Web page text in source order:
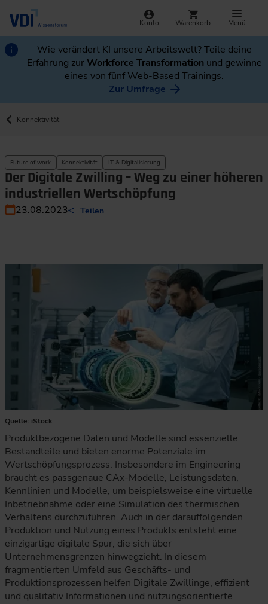
Konto Warenkorb Menü
Wie verändert KI unsere Arbeitswelt? Teile deine
Erfahrung zurWorkforce Transformation und gewinne
eines von fünf Web-Based Trainings.
Zur Umfrage
Konnektivität
Future of work Konnektivität IT & Digitalisierung
Der Digitale Zwilling – Weg zu einer höheren
industriellen Wertschöpfung
23.08.2023 Teilen
Quelle: iStock
Produktbezogene Daten und Modelle sind essenzielle
Bestandteile und bieten enorme Potenziale im
Wertschöpfungsprozess. Insbesondere im Engineering
braucht es passgenaue CAx-Modelle, Leistungsdaten,
Kennlinien und Modelle, um beispielsweise eine virtuelle
Inbetriebnahme oder eine Simulation des thermischen
Verhaltens durchzuführen. Auch in der darauffolgenden
Produktion und Nutzung eines Produkts entsteht eine
einzigartige digitale Spur, die sich über
Unternehmensgrenzen hinwegzieht. In diesem
fragmentierten Umfeld aus Geschäfts- und
Produktionsprozessen helfen Digitale Zwillinge, effizient
und qualitativ Informationen und nutzungsorientierte